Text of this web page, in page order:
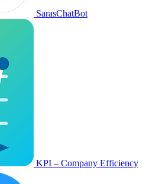
SarasChatBot
KPI – Company Efficiency